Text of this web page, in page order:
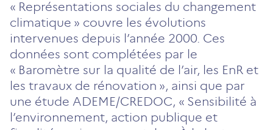
« Représentations sociales du changement
climatique » couvre les évolutions
intervenues depuis l’année 2000. Ces
données sont complétées par le
« Baromètre sur la qualité de l’air, les EnR et
les travaux de rénovation », ainsi que par
une étude ADEME/CREDOC, « Sensibilité à
l’environ­nement, action publique et